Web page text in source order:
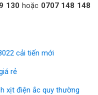
130 hoặc 0707 148 148
cải tiến mới
rẻ
xịt điện ắc quy thường